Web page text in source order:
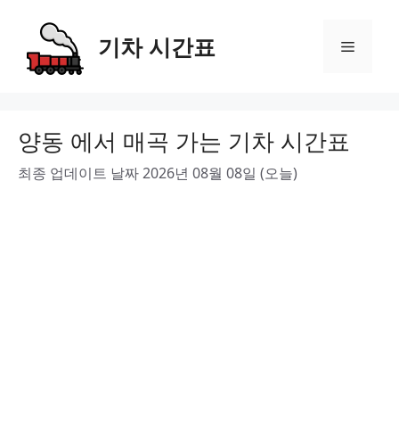
content
기차 시간표 Menu
양동 에서 매곡 가는 기차 시간표
최종 업데이트 날짜 2026년 08월 08일 (오늘)